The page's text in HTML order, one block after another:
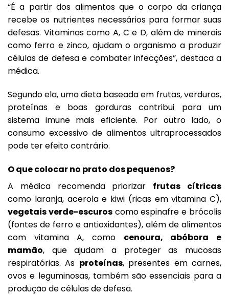
“É a partir dos alimentos que o corpo da criança
recebe os nutrientes necessários para formar suas
defesas. Vitaminas como A, C e D, além de minerais
como ferro e zinco, ajudam o organismo a produzir
células de defesa e combater infecções”, destaca a
médica.
Segundo ela, uma dieta baseada em frutas, verduras,
proteínas e boas gorduras contribui para um
sistema imune mais eficiente. Por outro lado, o
consumo excessivo de alimentos ultraprocessados
pode ter efeito contrário.
O que colocar no prato dos pequenos?
A médica recomenda priorizar frutas cítricas
como laranja, acerola e kiwi (ricas em vitamina C),
vegetais verde-escuroscomo espinafre e brócolis
(fontes de ferro e antioxidantes), além de alimentos
com vitamina A, como cenoura, abóbora e
mamão, que ajudam a proteger as mucosas
respiratórias. As proteínas, presentes em carnes,
ovos e leguminosas, também são essenciais para a
produção de células de defesa.